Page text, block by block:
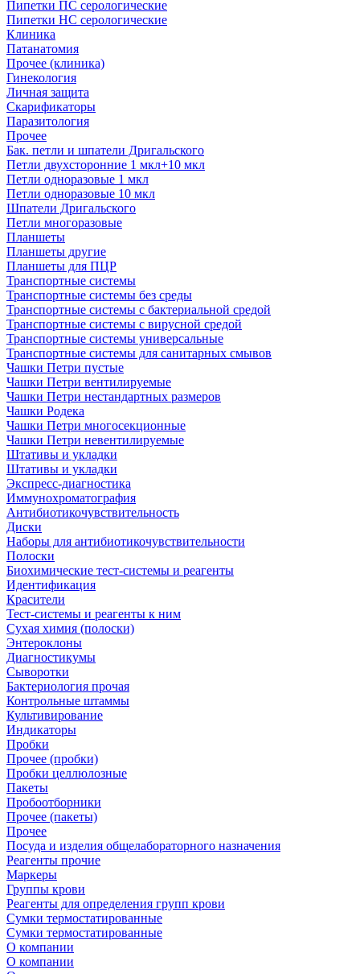
Пипетки ПС серологические
Пипетки НС серологические
Клиника
Патанатомия
Прочее (клиника)
Гинекология
Личная защита
Скарификаторы
Паразитология
Прочее
Бак. петли и шпатели Дригальского
Петли двухсторонние 1 мкл+10 мкл
Петли одноразовые 1 мкл
Петли одноразовые 10 мкл
Шпатели Дригальского
Петли многоразовые
Планшеты
Планшеты другие
Планшеты для ПЦР
Транспортные системы
Транспортные системы без среды
Транспортные системы с бактериальной средой
Транспортные системы с вирусной средой
Транспортные системы универсальные
Транспортные системы для санитарных смывов
Чашки Петри пустые
Чашки Петри вентилируемые
Чашки Петри нестандартных размеров
Чашки Родека
Чашки Петри многосекционные
Чашки Петри невентилируемые
Штативы и укладки
Штативы и укладки
Экспресс-диагностика
Иммунохроматография
Антибиотикочувствительность
Диски
Наборы для антибиотикочувствительности
Полоски
Биохимические тест-системы и реагенты
Идентификация
Красители
Тест-системы и реагенты к ним
Сухая химия (полоски)
Энтероклоны
Диагностикумы
Сыворотки
Бактериология прочая
Контрольные штаммы
Культивирование
Индикаторы
Пробки
Прочее (пробки)
Пробки целлюлозные
Пакеты
Пробоотборники
Прочее (пакеты)
Прочее
Посуда и изделия общелабораторного назначения
Реагенты прочие
Маркеры
Группы крови
Реагенты для определения групп крови
Сумки термостатированные
Сумки термостатированные
О компании
О компании